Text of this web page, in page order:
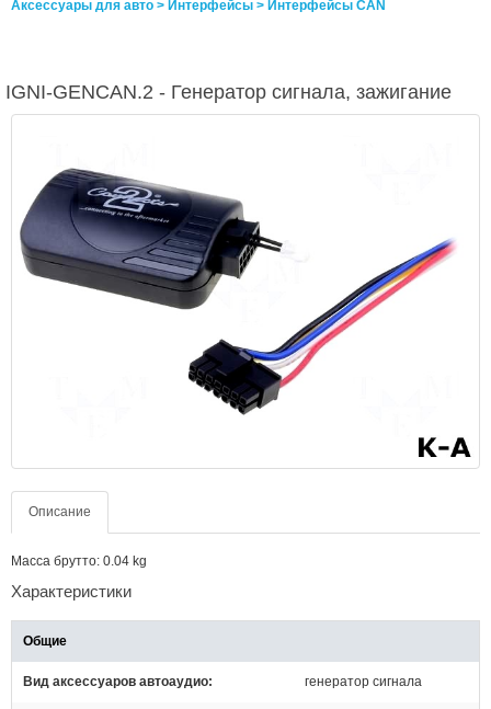
Аксессуары для авто > Интерфейсы > Интерфейсы CAN
IGNI-GENCAN.2 - Генератор сигнала, зажигание
Описание
Масса брутто: 0.04 kg
Характеристики
Общие
Вид аксессуаров автоаудио генератор сигнала